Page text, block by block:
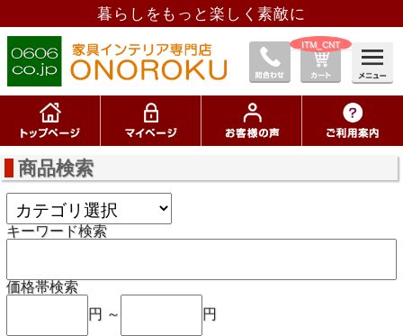
暮らしをもっと楽しく素敵に
__ITM_CNT__
商品検索
キーワード検索
価格帯検索
円 ～
円